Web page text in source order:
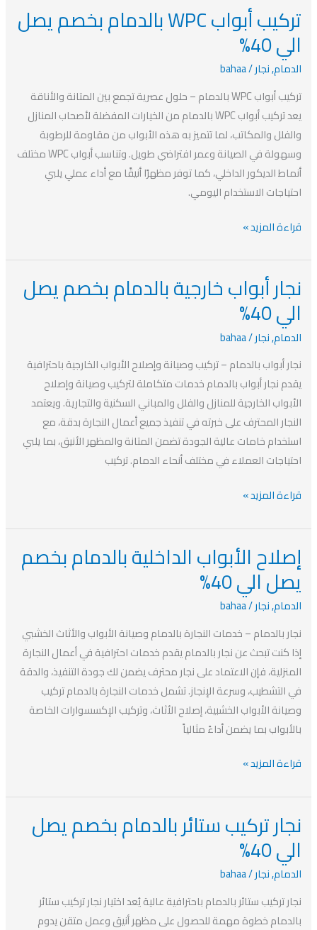
تركيب أبواب WPC بالدمام بخصم يصل
الي 40%
الدمام,نجار/
bahaa
تركيب أبواب WPC بالدمام – حلول عصرية تجمع بين المتانة والأناقة
يعد تركيب أبواب WPC بالدمام من الخيارات المفضلة لأصحاب المنازل
والفلل والمكاتب، لما تتميز به هذه الأبواب من مقاومة للرطوبة
وسهولة في الصيانة وعمر افتراضي طويل. وتناسب أبواب WPC مختلف
أنماط الديكور الداخلي، كما توفر مظهرًا أنيقًا مع أداء عملي يلبي
احتياجات الاستخدام اليومي.
تركيب
أبواب
WPC
بالدمام
بخصم
يصل
الي
40%
قراءة المزيد »
نجار أبواب خارجية بالدمام بخصم يصل
الي 40%
الدمام,نجار/
bahaa
نجار أبواب بالدمام – تركيب وصيانة وإصلاح الأبواب الخارجية باحترافية
يقدم نجار أبواب بالدمام خدمات متكاملة لتركيب وصيانة وإصلاح
الأبواب الخارجية للمنازل والفلل والمباني السكنية والتجارية. ويعتمد
النجار المحترف على خبرته في تنفيذ جميع أعمال النجارة بدقة، مع
استخدام خامات عالية الجودة تضمن المتانة والمظهر الأنيق، بما يلبي
احتياجات العملاء في مختلف أنحاء الدمام. تركيب
نجار
أبواب
خارجية
بالدمام
بخصم
يصل
الي
40%
قراءة المزيد »
إصلاح الأبواب الداخلية بالدمام بخصم
يصل الي 40%
الدمام,نجار/
bahaa
نجار بالدمام – خدمات النجارة بالدمام وصيانة الأبواب والأثاث الخشبي
إذا كنت تبحث عن نجار بالدمام يقدم خدمات احترافية في أعمال النجارة
المنزلية، فإن الاعتماد على نجار محترف يضمن لك جودة التنفيذ، والدقة
في التشطيب، وسرعة الإنجاز. تشمل خدمات النجارة بالدمام تركيب
وصيانة الأبواب الخشبية، إصلاح الأثاث، وتركيب الإكسسوارات الخاصة
بالأبواب بما يضمن أداءً مثالياً
إصلاح
الأبواب
الداخلية
بالدمام
بخصم
يصل
الي
40%
قراءة المزيد »
نجار تركيب ستائر بالدمام بخصم يصل
الي 40%
الدمام,نجار/
bahaa
نجار تركيب ستائر بالدمام باحترافية عالية يُعد اختيار نجار تركيب ستائر
بالدمام خطوة مهمة للحصول على مظهر أنيق وعمل متقن يدوم
نجار
تركيب
ستائر
بالدمام
بخصم
يصل